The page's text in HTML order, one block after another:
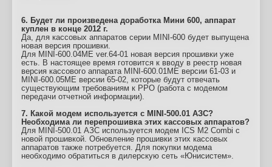
6. Будет ли произведена доработка Мини 600, аппарат
куплен в конце 2012 г.
Да, для кассовых аппаратов серии MINI-600 будет выпущена
новая версия прошивки.
Для MINI-600.04МЕ ver.64-01 новая версия прошивки уже
есть. В настоящее время готовится к вводу в реестр новая
версия кассового аппарата MINI-600.01ME версии 61-03 и
MINI-600.05ME версии 65-02, которые будут отвечать
существующим требованиям к РРО (работа с модемом
передачи отчетной информации).
7. Какой модем используется с MINI-500.01 АЗС?
Необходима ли перепрошивка этих кассовых аппаратов?
Для MINI-500.01 АЗС используется модем ICS M2 Combi с
новой прошивкой. Обновление прошивки этих кассовых
аппаратов также потребуется. Для покупки модема
необходимо обратиться в дилерскую сеть «Юнисистем».